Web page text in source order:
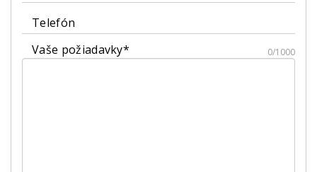
Telefón
Vaše požiadavky*
0/1000